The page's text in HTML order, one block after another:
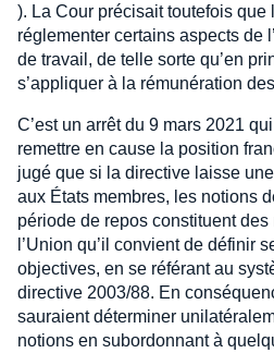
). La Cour précisait toutefois que
réglementer certains aspects de
de travail, de telle sorte qu’en
s’appliquer à la rémunération
C’est un arrêt du 9 mars 2021
remettre en cause la position
jugé que si la directive laisse
aux États membres, les notions
période de repos constituent
l’Union qu’il convient de définir
objectives, en se référant au
directive 2003/88. En
sauraient déterminer
notions en subordonnant à